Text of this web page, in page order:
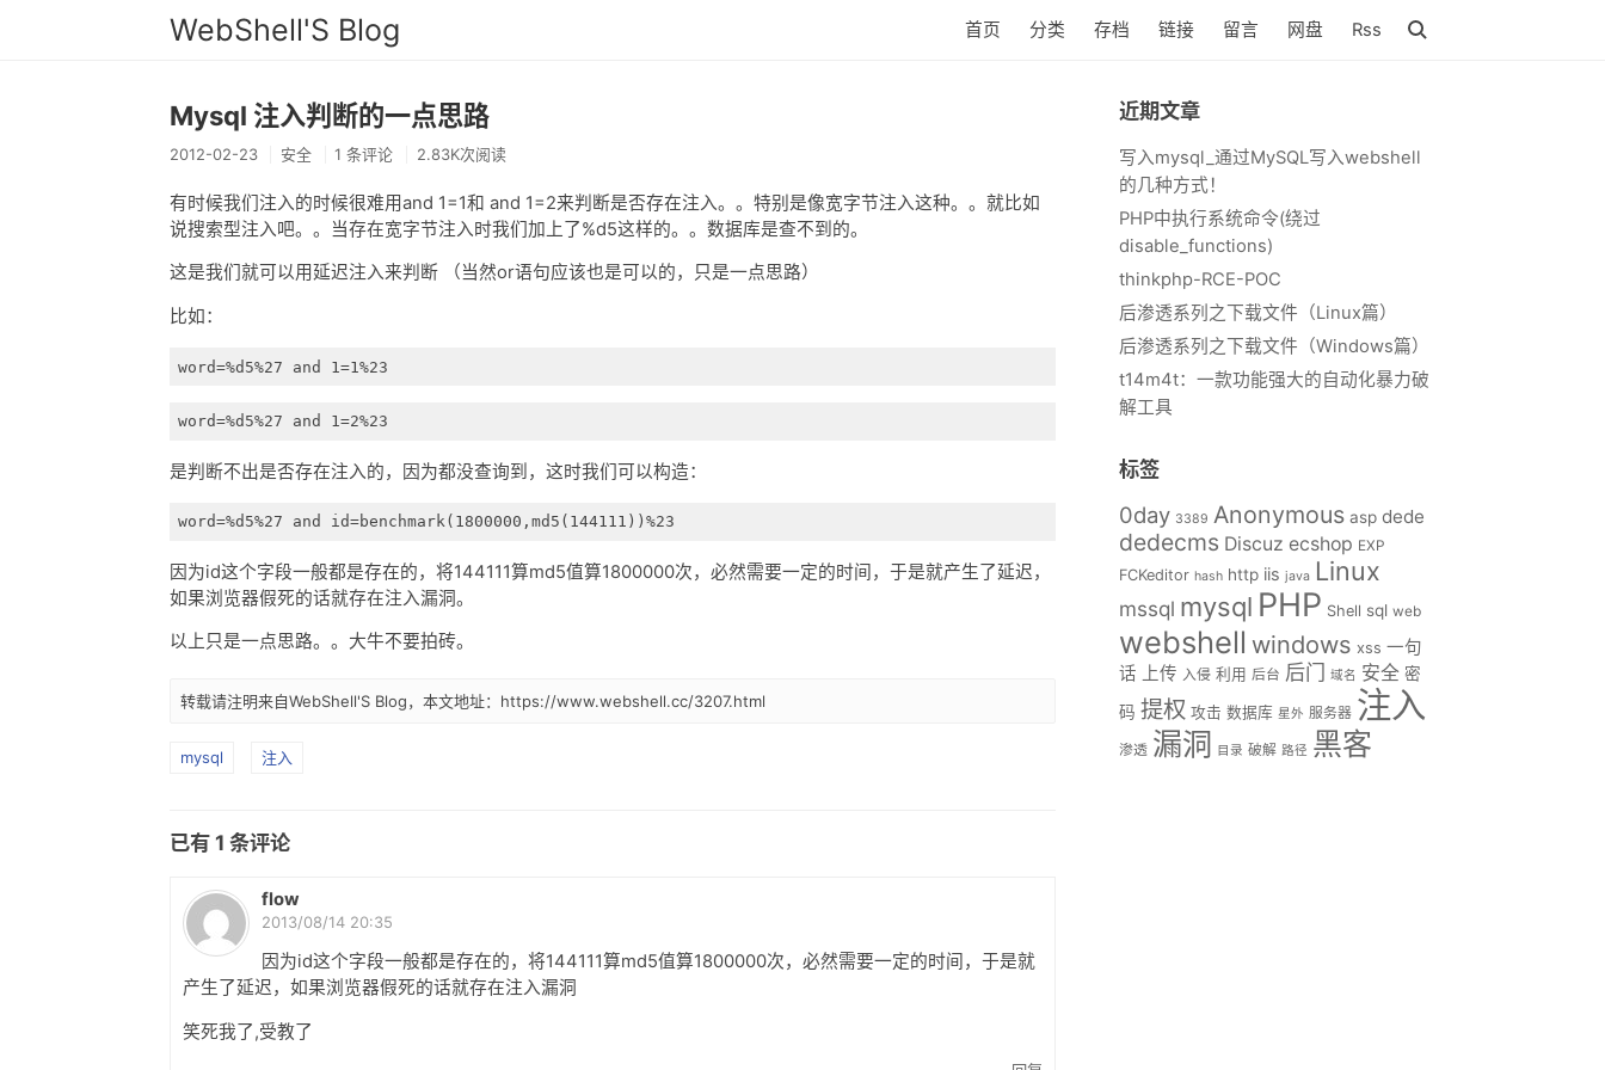
WebShell'S Blog 首页 分类 存档 链接 留言 网盘 Rss
Mysql 注入判断的一点思路
2012-02-23 安全 1 条评论 2.83K次阅读
有时候我们注入的时候很难用and 1=1和 and 1=2来判断是否存在注入。。特别是像宽字节注入这种。。就比如
说搜索型注入吧。。当存在宽字节注入时我们加上了%d5这样的。。数据库是查不到的。
这是我们就可以用延迟注入来判断 （当然or语句应该也是可以的，只是一点思路）
比如：
word=%d5%27 and 1=1%23
word=%d5%27 and 1=2%23
是判断不出是否存在注入的，因为都没查询到，这时我们可以构造：
word=%d5%27 and id=benchmark(1800000,md5(144111))%23
因为id这个字段一般都是存在的，将144111算md5值算1800000次，必然需要一定的时间，于是就产生了延迟，
如果浏览器假死的话就存在注入漏洞。
以上只是一点思路。。大牛不要拍砖。
转载请注明来自WebShell'S Blog，本文地址：https://www.webshell.cc/3207.html
mysql 注入
已有 1 条评论
flow
2013/08/14 20:35
因为id这个字段一般都是存在的，将144111算md5值算1800000次，必然需要一定的时间，于是就
产生了延迟，如果浏览器假死的话就存在注入漏洞
笑死我了,受教了
近期文章
写入mysql_通过MySQL写入webshell
的几种方式！
PHP中执行系统命令(绕过
disable_functions)
thinkphp-RCE-POC
后渗透系列之下载文件（Linux篇）
后渗透系列之下载文件（Windows篇）
t14m4t：一款功能强大的自动化暴力破
解工具
标签
0day 3389 Anonymous asp dede
dedecms Discuz ecshop EXP
FCKeditor hash http iis java Linux
mssql mysql PHP Shell sql web
webshell windows xss 一句
话
上传 入侵 利用 后台 后门 域名 安全 密
码 提权 攻击 数据库 星外 服务器 注入
渗透 漏洞 目录 破解 路径 黑客